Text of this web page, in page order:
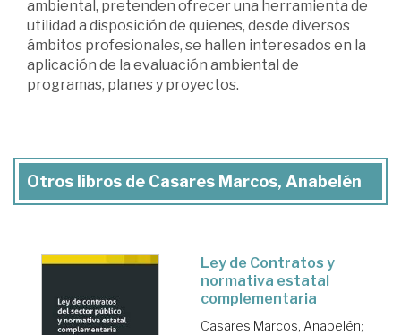
ambiental, pretenden ofrecer una herramienta de
utilidad a disposición de quienes, desde diversos
ámbitos profesionales, se hallen interesados en la
aplicación de la evaluación ambiental de
programas, planes y proyectos.
Otros libros de Casares Marcos, Anabelén
Ley de Contratos y
normativa estatal
complementaria
Casares Marcos, Anabelén;